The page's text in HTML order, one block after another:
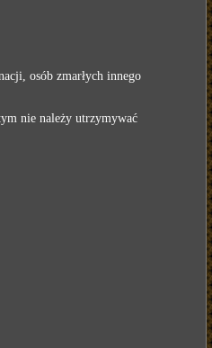
osób zmarłych innego
nie należy utrzymywać